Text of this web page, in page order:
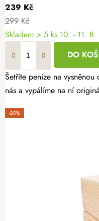
239 Kč
299 Kč
Skladem > 5 ks 10. - 11. 8.
DO
Šetříte peníze na
nás a vypálíme na ní
-20%